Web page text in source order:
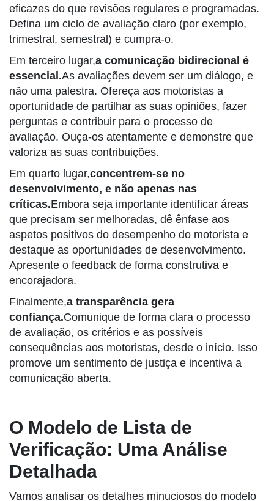
eficazes do que revisões regulares e programadas.
Defina um ciclo de avaliação claro (por exemplo,
trimestral, semestral) e cumpra-o.
Em terceiro lugar,a comunicação bidirecional é
essencial.As avaliações devem ser um diálogo, e
não uma palestra. Ofereça aos motoristas a
oportunidade de partilhar as suas opiniões, fazer
perguntas e contribuir para o processo de
avaliação. Ouça-os atentamente e demonstre que
valoriza as suas contribuições.
Em quarto lugar,concentrem-se no
desenvolvimento, e não apenas nas
críticas.Embora seja importante identificar áreas
que precisam ser melhoradas, dê ênfase aos
aspetos positivos do desempenho do motorista e
destaque as oportunidades de desenvolvimento.
Apresente o feedback de forma construtiva e
encorajadora.
Finalmente,a transparência gera
confiança.Comunique de forma clara o processo
de avaliação, os critérios e as possíveis
consequências aos motoristas, desde o início. Isso
promove um sentimento de justiça e incentiva a
comunicação aberta.
O Modelo de Lista de
Verificação: Uma Análise
Detalhada
Vamos analisar os detalhes minuciosos do modelo